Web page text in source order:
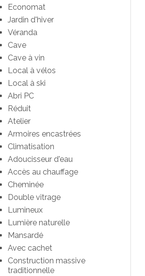
Economat
Jardin d'hiver
Véranda
Cave
Cave à vin
Local à vélos
Local à ski
Abri PC
Réduit
Atelier
Armoires encastrées
Climatisation
Adoucisseur d'eau
Accès au chauffage
Cheminée
Double vitrage
Lumineux
Lumière naturelle
Mansardé
Avec cachet
Construction massive
traditionnelle